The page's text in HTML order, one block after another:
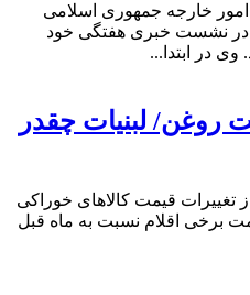
خارجه جمهوری اسلامی
۱۲ مردادماه در نشست خبری هفتگی خود
در ابتدا...
روغن/ لبنیات چقدر
تغییرات قیمت کالا‌های خوراکی
برخی اقلام نسبت به ماه قبل